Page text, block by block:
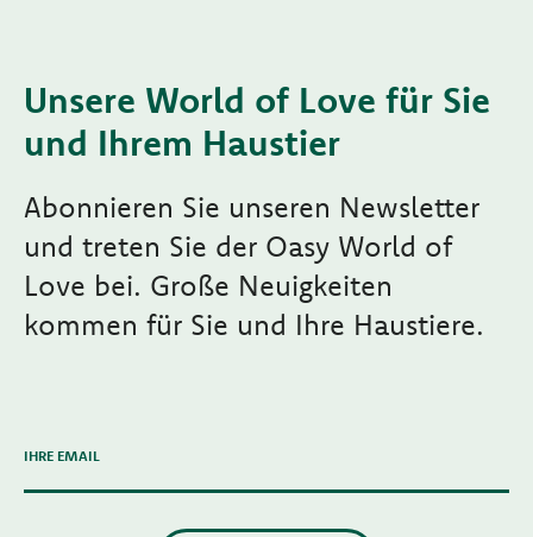
Unsere World of Love für Sie
und Ihrem Haustier
Abonnieren Sie unseren Newsletter
und treten Sie der Oasy World of
Love bei. Große Neuigkeiten
kommen für Sie und Ihre Haustiere.
IHRE EMAIL